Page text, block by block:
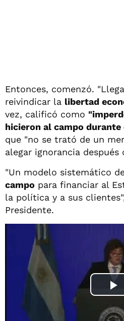
Entonces, comenzó.
reivindicar la libertad
vez, calificó como
hicieron al campo durante
que "no se trató de un
alegar ignorancia
"Un modelo sistemático
campo para financiar al
la política y a sus
Presidente.